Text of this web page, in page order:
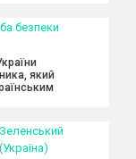
безпеки
який